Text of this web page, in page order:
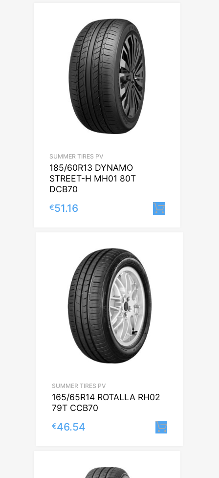
SUMMER TIRES PV
185/60R13 DYNAMO
STREET-H MH01 80T
DCB70
€51.16
SUMMER TIRES PV
165/65R14 ROTALLA RH02
79T CCB70
€46.54